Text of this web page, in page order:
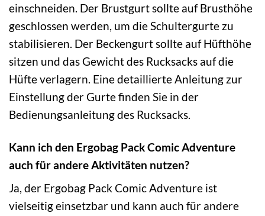
einschneiden. Der Brustgurt sollte auf Brusthöhe
geschlossen werden, um die Schultergurte zu
stabilisieren. Der Beckengurt sollte auf Hüfthöhe
sitzen und das Gewicht des Rucksacks auf die
Hüfte verlagern. Eine detaillierte Anleitung zur
Einstellung der Gurte finden Sie in der
Bedienungsanleitung des Rucksacks.
Kann ich den Ergobag Pack Comic Adventure
auch für andere Aktivitäten nutzen?
Ja, der Ergobag Pack Comic Adventure ist
vielseitig einsetzbar und kann auch für andere